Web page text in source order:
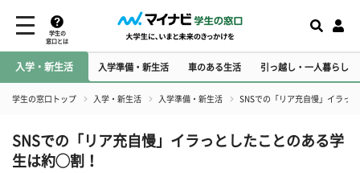
学生の
窓口とは
入学・新生活 入学準備・新生活 車のある生活 引っ越し・一人暮らし
学生の窓口トップ 入学・新生活 入学準備・新生活 SNSでの「リア充自慢」イラっ
SNSでの「リア充自慢」イラっとしたことのある学
生は約◯割！